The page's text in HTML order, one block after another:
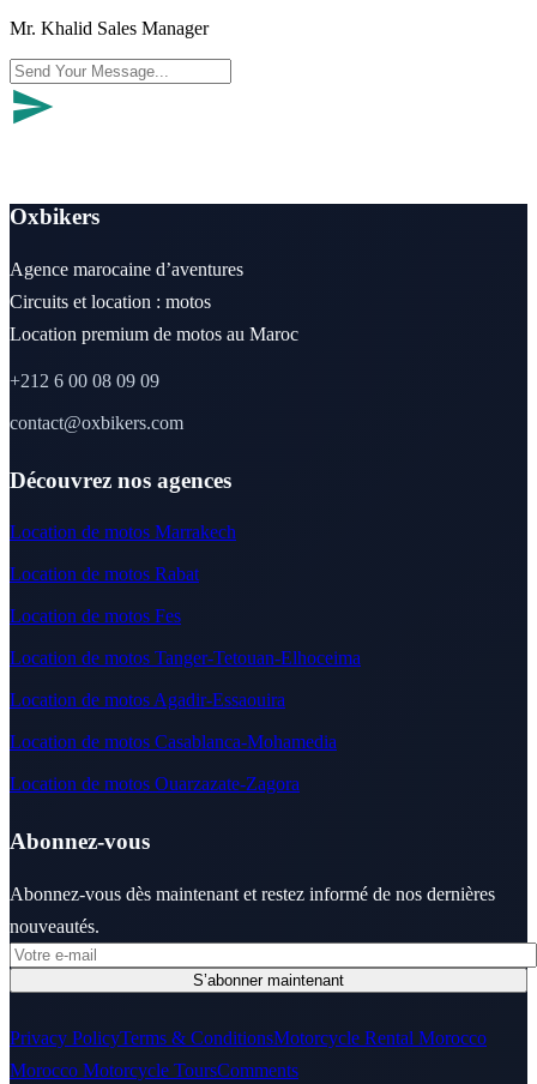
Mr. Khalid Sales Manager
Oxbikers
Agence marocaine d’aventures
Circuits et location : motos
Location premium de motos au Maroc
+212 6 00 08 09 09
contact@oxbikers.com
Découvrez nos agences
Location de motos Marrakech
Location de motos Rabat
Location de motos Fes
Location de motos Tanger-Tetouan-Elhoceima
Location de motos Agadir-Essaouira
Location de motos Casablanca-Mohamedia
Location de motos Ouarzazate-Zagora
Abonnez-vous
Abonnez-vous dès maintenant et restez informé de nos dernières
nouveautés.
Privacy PolicyTerms & ConditionsMotorcycle Rental Morocco
Morocco Motorcycle ToursComments